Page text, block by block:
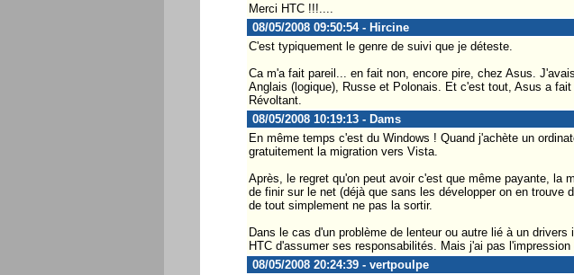
Merci HTC !!!....
08/05/2008 09:50:54 - Hircine
C'est typiquement le genre de suivi que je déteste.
Ca m'a fait pareil... en fait non, encore pire, chez Asus.
Anglais (logique), Russe et Polonais. Et c'est tout, Asus a
Révoltant.
08/05/2008 10:19:13 - Dams
En même temps c'est du Windows ! Quand j'achète un
gratuitement la migration vers Vista.
Après, le regret qu'on peut avoir c'est que même payante, la
de finir sur le net (déjà que sans les développer on en
de tout simplement ne pas la sortir.
Dans le cas d'un problème de lenteur ou autre lié à un
HTC d'assumer ses responsabilités. Mais j'ai pas
08/05/2008 20:24:39 - vertpoulpe